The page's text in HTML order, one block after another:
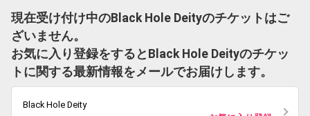
現在受け付け中のBlack Hole Deityのチケットはご
ざいません。
お気に入り登録をするとBlack Hole Deityのチケッ
トに関する最新情報をメールでお届けします。
Black Hole Deity